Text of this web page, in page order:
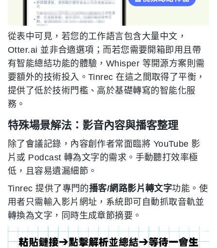
從表中可見，若您的工作語言包含大量中文，
Otter.ai 並非合適選項；而若您需要開箱即用且帶
有智能總結功能的體驗，Whisper 等開源方案則需
要額外的技術投入。Tinrec 在這之間取得了平衡，
提供了低於技術門檻、高於基礎轉寫的智能化服
務。
特殊場景解法：影音內容與播客整理
除了會議記錄，內容創作者常面臨將 YouTube 影
片或 Podcast 轉為文字的需求。手動聽打效率極
低，且容易遺漏細節。
Tinrec 提供了專門的播客/網路影片轉文字功能。使
用者只需輸入影片網址，系統即可自動抓取音軌並
轉換為文字，同時生成章節摘要。